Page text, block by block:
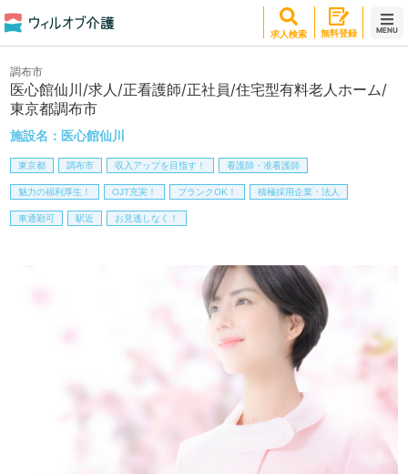
求人検索 無料登録 MENU
医心館仙川/求人/正看護師/正社員/住宅型有料老人ホーム/
東京都調布市
施設名： 医心館仙川
調布市
東京都 調布市 収入アップを目指す！ 看護師・准看護師
魅力の福利厚生！ OJT充実！ ブランクOK！ 積極採用企業・法人
車通勤可 駅近 お見逃しなく！